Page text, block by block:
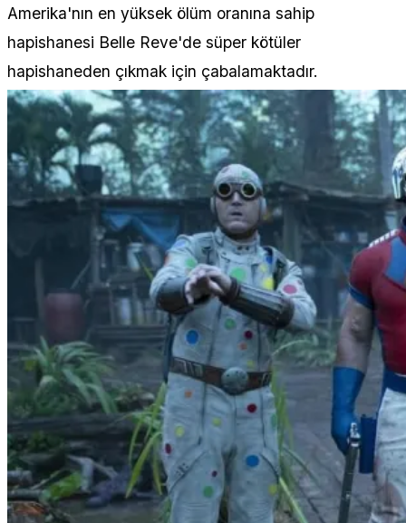
Amerika'nın en yüksek ölüm oranına sahip
hapishanesi Belle Reve'de süper kötüler
hapishaneden çıkmak için çabalamaktadır.